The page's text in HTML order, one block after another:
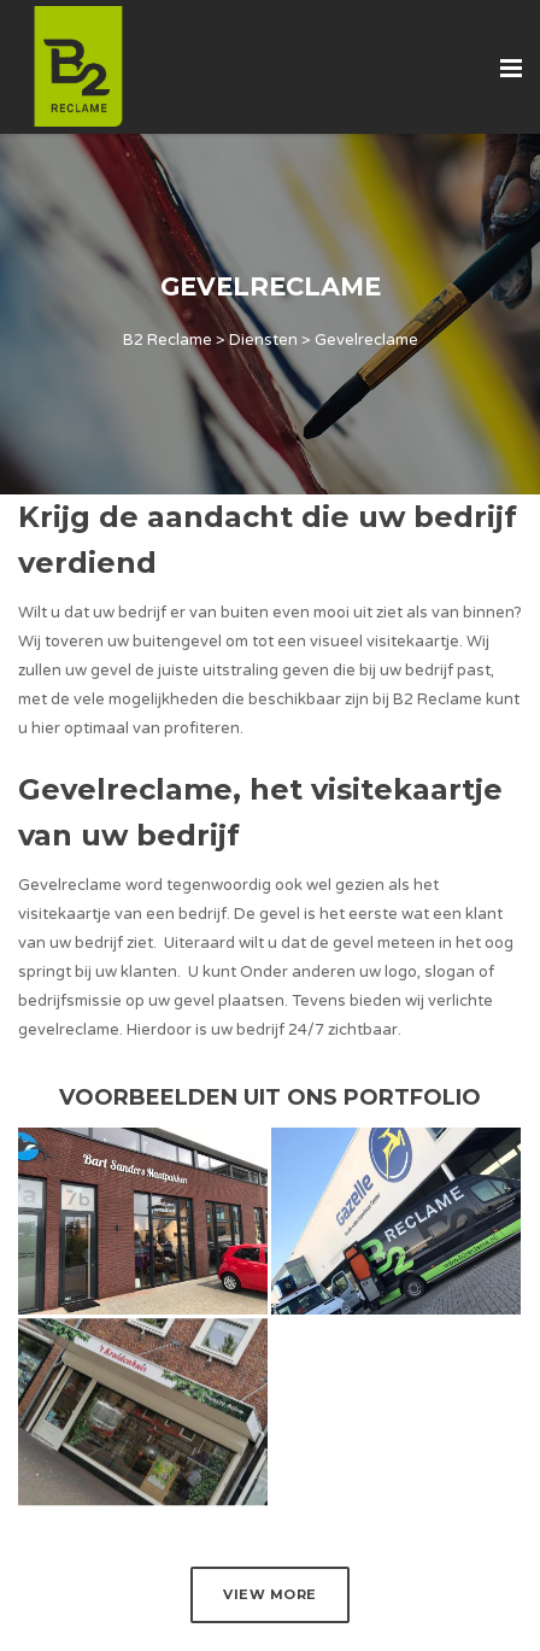
GEVELRECLAME
B2 Reclame >Diensten > Gevelreclame
Krijg de aandacht die uw bedrijf
verdiend
Wilt u dat uw bedrijf er van buiten even mooi uit ziet als van binnen?
Wij toveren uw buitengevel om tot een visueel visitekaartje. Wij
zullen uw gevel de juiste uitstraling geven die bij uw bedrijf past,
met de vele mogelijkheden die beschikbaar zijn bij B2 Reclame kunt
u hier optimaal van profiteren.
Gevelreclame, het visitekaartje
van uw bedrijf
Gevelreclame word tegenwoordig ook wel gezien als het
visitekaartje van een bedrijf. De gevel is het eerste wat een klant
van uw bedrijf ziet. Uiteraard wilt u dat de gevel meteen in het oog
springt bij uw klanten. U kunt Onder anderen uw logo, slogan of
bedrijfsmissie op uw gevel plaatsen. Tevens bieden wij verlichte
gevelreclame. Hierdoor is uw bedrijf 24/7 zichtbaar.
VOORBEELDEN UIT ONS PORTFOLIO
VIEW MORE